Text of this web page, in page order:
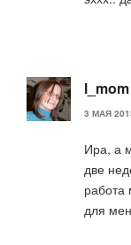
l_mom
3 МАЯ
Ира, а
две
работа
для